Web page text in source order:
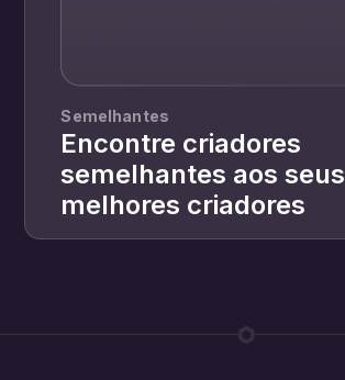
Semelhantes
Encontre criadores
semelhantes aos seus
melhores criadores